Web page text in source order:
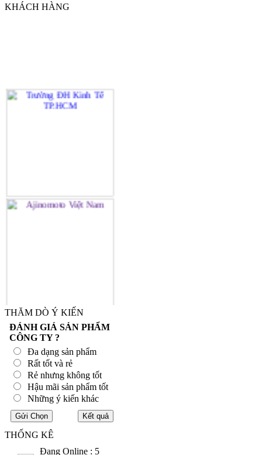
KHÁCH HÀNG
THĂM DÒ Ý KIẾN
ĐÁNH GIÁ SẢN PHẨM
CÔNG TY ?
Đa dạng sản phẩm
Rất tốt và rẻ
Rẻ nhưng không tốt
Hậu mãi sản phẩm tốt
Những ý kiến khác
THỐNG KÊ
Đang Online : 5